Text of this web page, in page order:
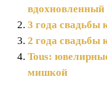
вдохновленный
3 года свадьбы
2 года свадьбы
Tous:
мишкой